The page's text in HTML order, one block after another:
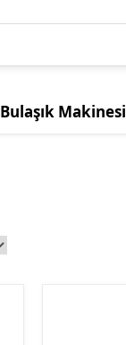
Bulaşık Makinesi